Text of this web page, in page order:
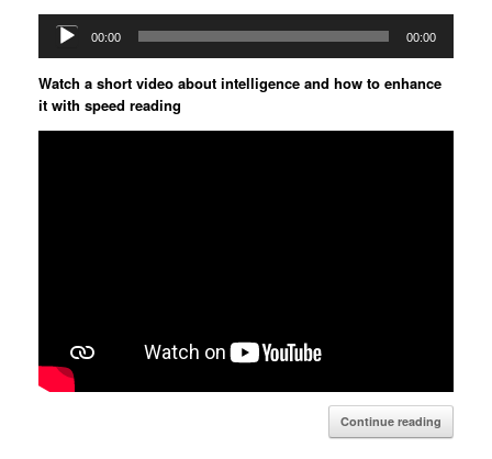
Audio
Player
00:00 00:00
Watch a short video about intelligence and how to enhance
it with speed reading
Continue reading